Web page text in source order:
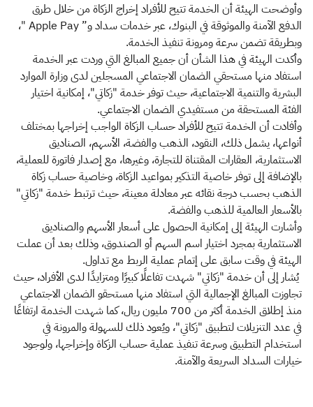
وأوضحت الهيئة أن الخدمة تتيح للأفراد إخراج الزكاة من خلال طرق
الدفع الآمنة والموثوقة في البنوك، عبر خدمات سداد و” Apple Pay "،
وبطريقة تضمن سرعة ومرونة تنفيذ الخدمة.
وأكدت الهيئة في هذا الشأن أن جميع المبالغ التي وردت عبر الخدمة
استفاد منها مستحقي الضمان الاجتماعي المسجلين لدى وزارة الموارد
البشرية والتنمية الاجتماعية، حيث توفر خدمة "زكاتي"، إمكانية اختيار
الفئة المستحقة من مستفيدي الضمان الاجتماعي.
وأفادت أن الخدمة تتيح للأفراد حساب الزكاة الواجب إخراجها بمختلف
أنواعها، يشمل ذلك، النقود، الذهب والفضة، الأسهم، الصناديق
الاستثمارية، العقارات المقتناة للتجارة، وغيرها، مع إصدار فاتورة للعملية،
بالإضافة إلى توفر خاصية التذكير بمواعيد الزكاة، وخاصية حساب زكاة
الذهب بحسب درجة نقائه عبر معادلة معينة، حيث ترتبط خدمة "زكاتي"
بالأسعار العالمية للذهب والفضة.
وأشارت الهيئة إلى إمكانية الحصول على أسعار الأسهم والصناديق
الاستثمارية بمجرد اختيار اسم السهم أو الصندوق، وذلك بعد أن عملت
الهيئة في وقت سابق على إتمام عملية الربط مع تداول.
يُشار إلى أن خدمة "زكاتي" شهدت تفاعلًا كبيرًا ومتزايدًا لدى الأفراد، حيث
تجاوزت المبالغ الإجمالية التي استفاد منها مستحقو الضمان الاجتماعي
منذ إطلاق الخدمة أكثر من 700 مليون ريال، كما شهدت الخدمة ارتفاعًا
في عدد التنزيلات لتطبيق "زكاتي"، ويُعود ذلك للسهولة والمرونة في
استخدام التطبيق وسرعة تنفيذ عملية حساب الزكاة وإخراجها، ولوجود
خيارات السداد السريعة والآمنة.